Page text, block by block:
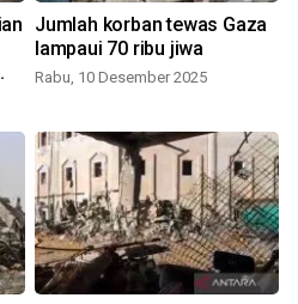
Jumlah korban tewas Gaza
lampaui 70 ribu jiwa
Rabu, 10 Desember 2025